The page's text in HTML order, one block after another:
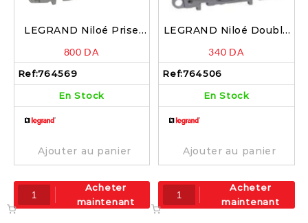
LEGRAND Niloé Prise
764569
800 DA
Ref:764569
En Stock
Ajouter au panier
Acheter
maintenant
LEGRAND Niloé Double
fixation à griffes blanc –
764506
340 DA
Ref:764506
En Stock
Ajouter au panier
Acheter
maintenant